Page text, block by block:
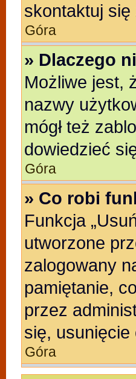
skontaktuj
Góra
» Dlaczego
Możliwe jest,
nazwy
mógł też
dowiedzieć
Góra
» Co robi
Funkcja
utworzone
zalogowany
pamiętanie,
przez
się,
Góra